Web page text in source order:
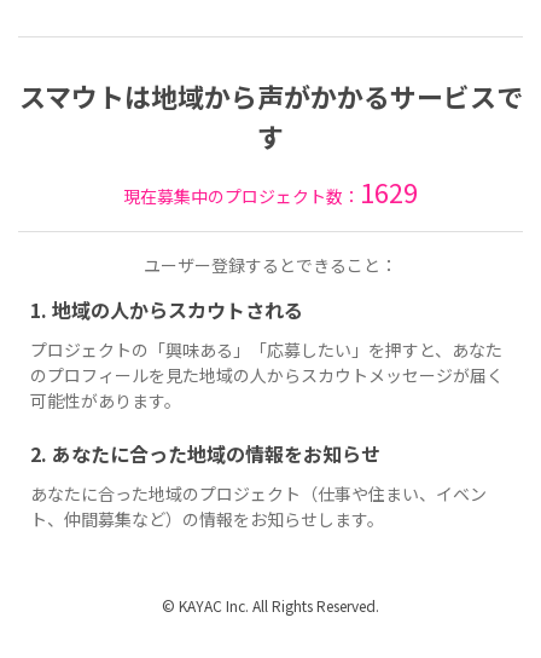
スマウトは地域から声がかかるサービスで
す
現在募集中のプロジェクト数： 1629
ユーザー登録するとできること：
1. 地域の人からスカウトされる
プロジェクトの「興味ある」「応募したい」を押すと、あなた
のプロフィールを見た地域の人からスカウトメッセージが届く
可能性があります。
2. あなたに合った地域の情報をお知らせ
あなたに合った地域のプロジェクト（仕事や住まい、イベン
ト、仲間募集など）の情報をお知らせします。
© KAYAC Inc. All Rights Reserved.